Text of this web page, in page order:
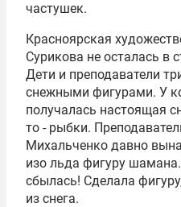
частушек.
Красноярская
Сурикова не осталась в
Дети и преподаватели
снежными фигурами. У
получалась настоящая
то - рыбки.
Михальченко давно
изо льда фигуру
сбылась! Сделала
из снега.